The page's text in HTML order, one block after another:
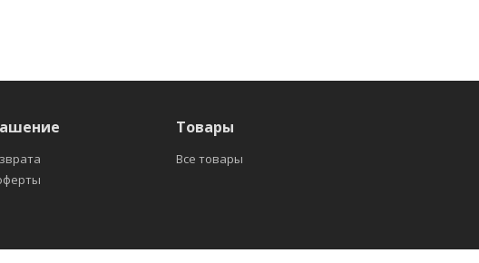
Товары
Все товары